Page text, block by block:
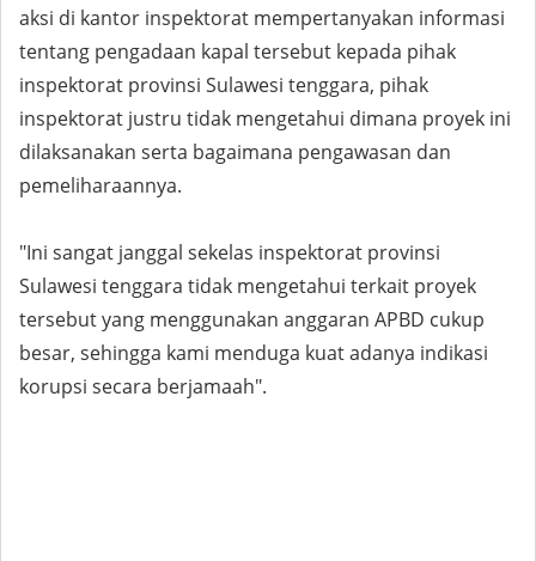
aksi di kantor inspektorat mempertanyakan informasi
tentang pengadaan kapal tersebut kepada pihak
inspektorat provinsi Sulawesi tenggara, pihak
inspektorat justru tidak mengetahui dimana proyek ini
dilaksanakan serta bagaimana pengawasan dan
pemeliharaannya.
"Ini sangat janggal sekelas inspektorat provinsi
Sulawesi tenggara tidak mengetahui terkait proyek
tersebut yang menggunakan anggaran APBD cukup
besar, sehingga kami menduga kuat adanya indikasi
korupsi secara berjamaah".